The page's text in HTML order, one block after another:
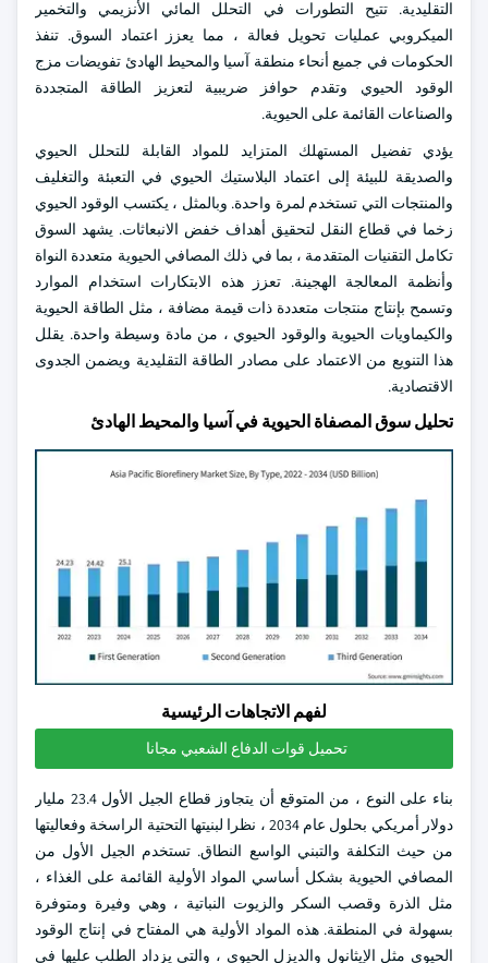
التقليدية. تتيح التطورات في التحلل المائي الأنزيمي والتخمير
الميكروبي عمليات تحويل فعالة ، مما يعزز اعتماد السوق. تنفذ
الحكومات في جميع أنحاء منطقة آسيا والمحيط الهادئ تفويضات مزج
الوقود الحيوي وتقدم حوافز ضريبية لتعزيز الطاقة المتجددة
والصناعات القائمة على الحيوية.
يؤدي تفضيل المستهلك المتزايد للمواد القابلة للتحلل الحيوي
والصديقة للبيئة إلى اعتماد البلاستيك الحيوي في التعبئة والتغليف
والمنتجات التي تستخدم لمرة واحدة. وبالمثل ، يكتسب الوقود الحيوي
زخما في قطاع النقل لتحقيق أهداف خفض الانبعاثات. يشهد السوق
تكامل التقنيات المتقدمة ، بما في ذلك المصافي الحيوية متعددة النواة
وأنظمة المعالجة الهجينة. تعزز هذه الابتكارات استخدام الموارد
وتسمح بإنتاج منتجات متعددة ذات قيمة مضافة ، مثل الطاقة الحيوية
والكيماويات الحيوية والوقود الحيوي ، من مادة وسيطة واحدة. يقلل
هذا التنويع من الاعتماد على مصادر الطاقة التقليدية ويضمن الجدوى
الاقتصادية.
تحليل سوق المصفاة الحيوية في آسيا والمحيط الهادئ
لفهم الاتجاهات الرئيسية
تحميل قوات الدفاع الشعبي مجانا
بناء على النوع ، من المتوقع أن يتجاوز قطاع الجيل الأول 23.4 مليار
دولار أمريكي بحلول عام 2034 ، نظرا لبنيتها التحتية الراسخة وفعاليتها
من حيث التكلفة والتبني الواسع النطاق. تستخدم الجيل الأول من
المصافي الحيوية بشكل أساسي المواد الأولية القائمة على الغذاء ،
مثل الذرة وقصب السكر والزيوت النباتية ، وهي وفيرة ومتوفرة
بسهولة في المنطقة. هذه المواد الأولية هي المفتاح في إنتاج الوقود
الحيوي مثل الإيثانول والديزل الحيوي ، والتي يزداد الطلب عليها في